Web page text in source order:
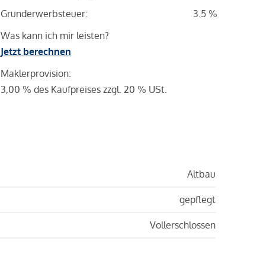
Grunderwerbsteuer:
3.5 %
Was kann ich mir leisten?
Jetzt berechnen
Maklerprovision:
3,00 % des Kaufpreises zzgl. 20 % USt.
Altbau
gepflegt
Vollerschlossen